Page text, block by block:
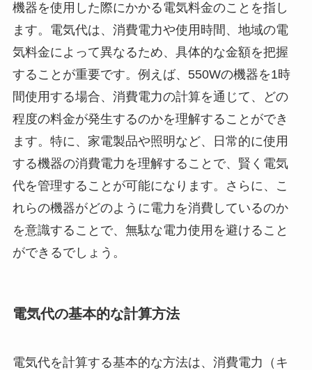
機器を使用した際にかかる電気料金のことを指し
ます。電気代は、消費電力や使用時間、地域の電
気料金によって異なるため、具体的な金額を把握
することが重要です。例えば、550Wの機器を1時
間使用する場合、消費電力の計算を通じて、どの
程度の料金が発生するのかを理解することができ
ます。特に、家電製品や照明など、日常的に使用
する機器の消費電力を理解することで、賢く電気
代を管理することが可能になります。さらに、こ
れらの機器がどのように電力を消費しているのか
を意識することで、無駄な電力使用を避けること
ができるでしょう。
電気代の基本的な計算方法
電気代を計算する基本的な方法は、消費電力（キ